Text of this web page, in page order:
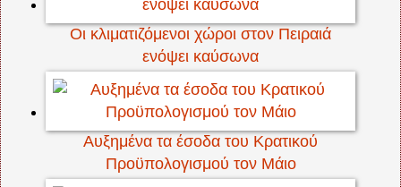
Οι κλιματιζόμενοι χώροι στον Πειραιά
ενόψει καύσωνα
Αυξημένα τα έσοδα του Κρατικού
Προϋπολογισμού τον Μάιο